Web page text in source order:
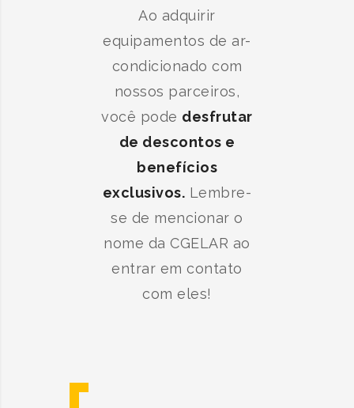
Ao adquirir
equipamentos de ar-
condicionado com
nossos parceiros,
você pode desfrutar
de descontos e
benefícios
exclusivos. Lembre-
se de mencionar o
nome da CGELAR ao
entrar em contato
com eles!